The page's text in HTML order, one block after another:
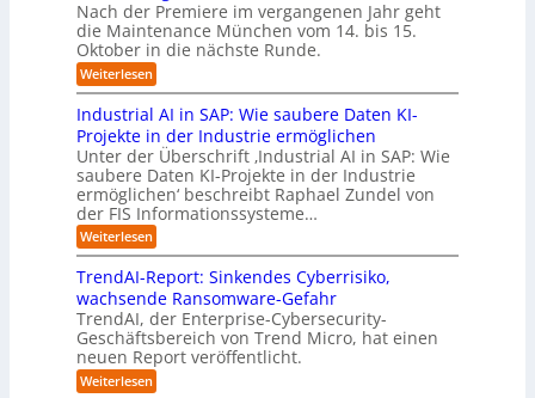
i
s
i
e
r
u
n
g
s
l
ö
s
u
n
g
e
n
a
c
h
d
e
r
Z
e
i
t
v
o
r
K
I
z
u
r
ü
n
d
u
s
r
i
l
B
u
s
n
e
s
s
E
c
m
a
t
i
o
n
.
O
r
g
w
ä
c
h
s
t
w
e
i
t
d
i
e
z
e
i
g
t
M
i
s
s
t
r
a
u
e
n
g
Nach der Premiere im vergangenen Jahr geht
die Maintenance München vom 14. bis 15.
Oktober in die nächste Runde.
Weiterlesen:
M
a
i
n
t
e
n
a
n
c
e
M
ü
n
c
h
e
n
e
Industrial AI in SAP: Wie saubere Daten KI-
Projekte in der Industrie ermöglichen
Unter der Überschrift ‚Industrial AI in SAP: Wie
saubere Daten KI-Projekte in der Industrie
ermöglichen‘ beschreibt Raphael Zundel von
der FIS Informationssysteme…
Weiterlesen:
I
n
d
u
s
t
r
i
a
TrendAI-Report: Sinkendes Cyberrisiko,
wachsende Ransomware-Gefahr
TrendAI, der Enterprise-Cybersecurity-
Geschäftsbereich von Trend Micro, hat einen
neuen Report veröffentlicht.
Weiterlesen: